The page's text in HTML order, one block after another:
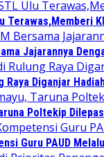
Terawas,Memberi
Jajarannya
Diganjar
Poltekip
Guru PAUD